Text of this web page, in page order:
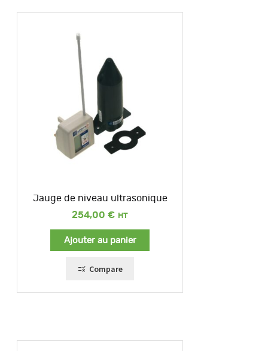
Jauge de niveau ultrasonique
254,00 €
Ajouter au panier
Compare